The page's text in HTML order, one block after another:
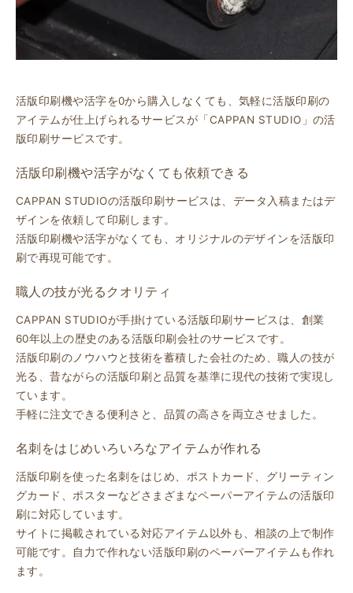
活版印刷機や活字を0から購入しなくても、気軽に活版印刷の
アイテムが仕上げられるサービスが「CAPPAN STUDIO」の活
版印刷サービスです。
活版印刷機や活字がなくても依頼できる
CAPPAN STUDIOの活版印刷サービスは、データ入稿またはデ
ザインを依頼して印刷します。
活版印刷機や活字がなくても、オリジナルのデザインを活版印
刷で再現可能です。
職人の技が光るクオリティ
CAPPAN STUDIOが手掛けている活版印刷サービスは、創業
60年以上の歴史のある活版印刷会社のサービスです。
活版印刷のノウハウと技術を蓄積した会社のため、職人の技が
光る、昔ながらの活版印刷と品質を基準に現代の技術で実現し
ています。
手軽に注文できる便利さと、品質の高さを両立させました。
名刺をはじめいろいろなアイテムが作れる
活版印刷を使った名刺をはじめ、ポストカード、グリーティン
グカード、ポスターなどさまざまなペーパーアイテムの活版印
刷に対応しています。
サイトに掲載されている対応アイテム以外も、相談の上で制作
可能です。自力で作れない活版印刷のペーパーアイテムも作れ
ます。